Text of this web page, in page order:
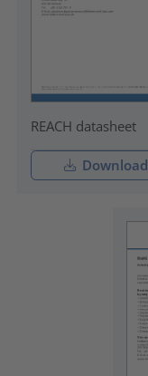
REACH datasheet
Download